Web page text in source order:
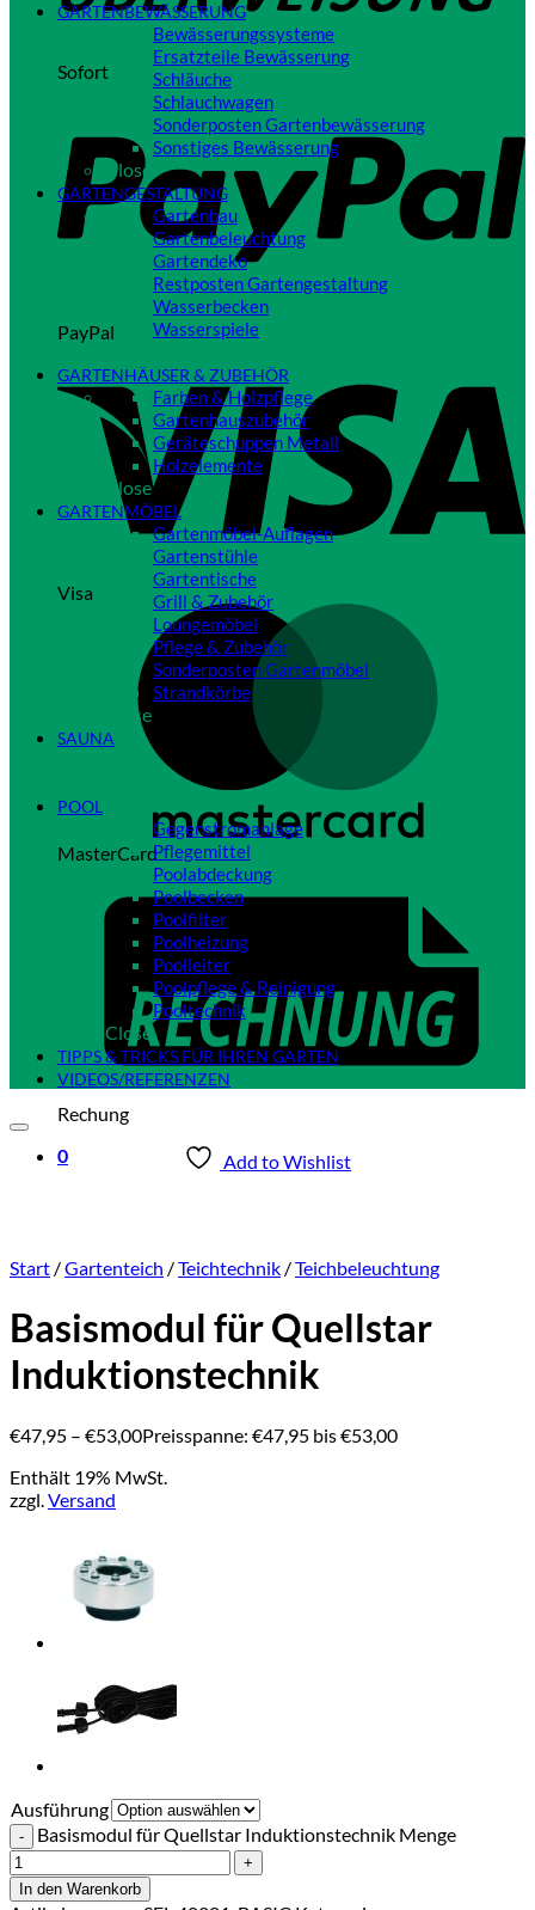
Sofort
PayPal
Visa
MasterCard
Rechung
0
GARTENBEWÄSSERUNG
Bewässerungssysteme
Ersatzteile Bewässerung
Schläuche
Schlauchwagen
Sonderposten Gartenbewässerung
Sonstiges Bewässerung
Close
GARTENGESTALTUNG
Gartenbau
Gartenbeleuchtung
Gartendeko
Restposten Gartengestaltung
Wasserbecken
Wasserspiele
GARTENHÄUSER & ZUBEHÖR
Farben & Holzpflege
Gartenhauszubehör
Geräteschuppen Metall
Holzelemente
Close
GARTENMÖBEL
Gartenmöbel-Auflagen
Gartenstühle
Gartentische
Grill & Zubehör
Loungemöbel
Pflege & Zubehör
Sonderposten Gartenmöbel
Strandkörbe
Close
SAUNA
POOL
Gegenstromanlage
Pflegemittel
Poolabdeckung
Poolbecken
Poolfilter
Poolheizung
Poolleiter
Poolpflege & Reinigung
Pooltechnik
Close
TIPPS & TRICKS FÜR IHREN GARTEN
VIDEOS/REFERENZEN
Add to Wishlist
Start /Gartenteich /Teichtechnik /Teichbeleuchtung
Basismodul für Quellstar
Induktionstechnik
€47,95 – €53,00Preisspanne: €47,95 bis €53,00
Enthält 19% MwSt.
zzgl.Versand
Ausführung
Basismodul für Quellstar Induktionstechnik Menge
In den Warenkorb